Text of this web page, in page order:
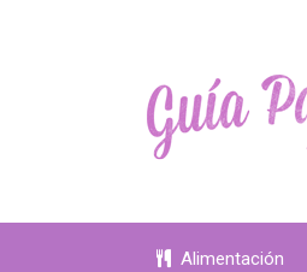
Alimentación